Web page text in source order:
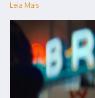
Leia Mais